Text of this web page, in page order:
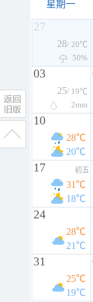
星期一
27
28/ 20℃
50%
03
25/ 19℃
2mm
10
28℃
20℃
17 初五
31℃
18℃
24
28℃
21℃
31
25℃
19℃